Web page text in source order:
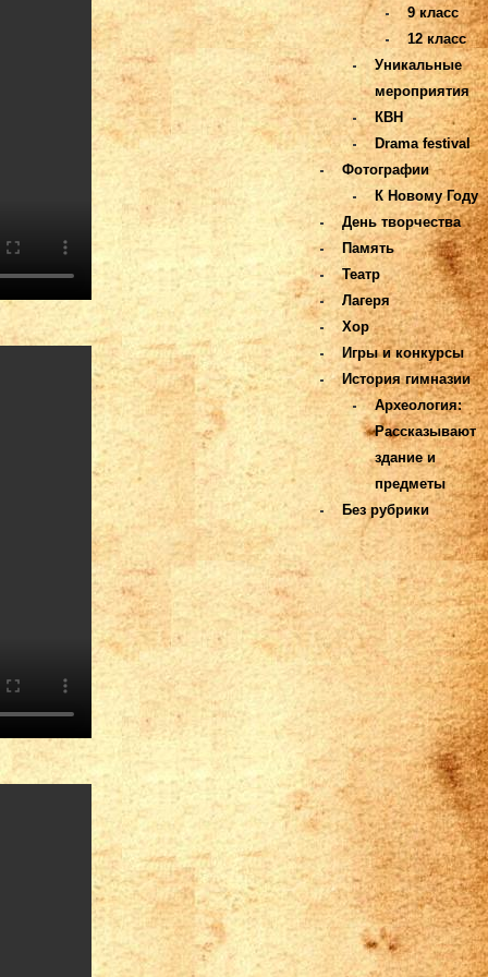
9 класс
12 класс
Уникальные
мероприятия
КВН
Drama festival
Фотографии
К Новому Году
День творчества
Память
Театр
Лагеря
Хор
Игры и конкурсы
История гимназии
Археология:
Рассказывают
здание и
предметы
Без рубрики